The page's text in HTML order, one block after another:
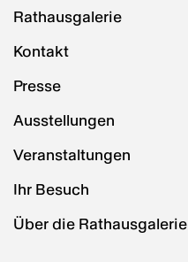
Rathausgalerie
Kontakt
Presse
Ausstellungen
Veranstaltungen
Ihr Besuch
Über die Rathausgalerie